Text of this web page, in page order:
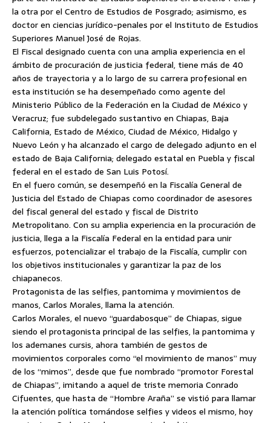
la otra por el Centro de Estudios de Posgrado; asimismo, es
doctor en ciencias jurídico-penales por el Instituto de Estudios
Superiores Manuel José de Rojas.
El Fiscal designado cuenta con una amplia experiencia en el
ámbito de procuración de justicia federal, tiene más de 40
años de trayectoria y a lo largo de su carrera profesional en
esta institución se ha desempeñado como agente del
Ministerio Público de la Federación en la Ciudad de México y
Veracruz; fue subdelegado sustantivo en Chiapas, Baja
California, Estado de México, Ciudad de México, Hidalgo y
Nuevo León y ha alcanzado el cargo de delegado adjunto en el
estado de Baja California; delegado estatal en Puebla y fiscal
federal en el estado de San Luis Potosí.
En el fuero común, se desempeñó en la Fiscalía General de
Justicia del Estado de Chiapas como coordinador de asesores
del fiscal general del estado y fiscal de Distrito
Metropolitano. Con su amplia experiencia en la procuración de
justicia, llega a la Fiscalía Federal en la entidad para unir
esfuerzos, potencializar el trabajo de la Fiscalía, cumplir con
los objetivos institucionales y garantizar la paz de los
chiapanecos.
Protagonista de las selfies, pantomima y movimientos de
manos, Carlos Morales, llama la atención.
Carlos Morales, el nuevo “guardabosque” de Chiapas, sigue
siendo el protagonista principal de las selfies, la pantomima y
los ademanes cursis, ahora también de gestos de
movimientos corporales como “el movimiento de manos” muy
de los “mimos”, desde que fue nombrado “promotor Forestal
de Chiapas”, imitando a aquel de triste memoria Conrado
Cifuentes, que hasta de “Hombre Araña” se vistió para llamar
la atención política tomándose selfies y videos el mismo, hoy